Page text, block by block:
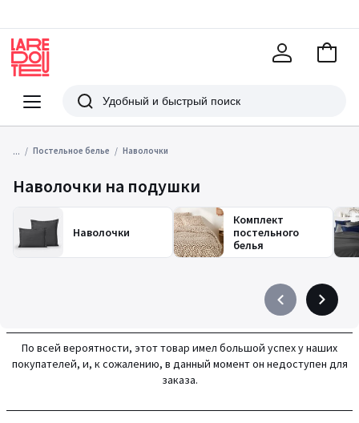
Меню
Redoute
Поиск
В
... Постельное белье Наволочки
Наволочки на подушки
Наволочки
Комплект
постельного
белья
Précédent
à
gauche
Suivant
à
droite
По всей вероятности, этот товар имел большой успех у наших
покупателей, и, к сожалению, в данный момент он недоступен для
заказа.